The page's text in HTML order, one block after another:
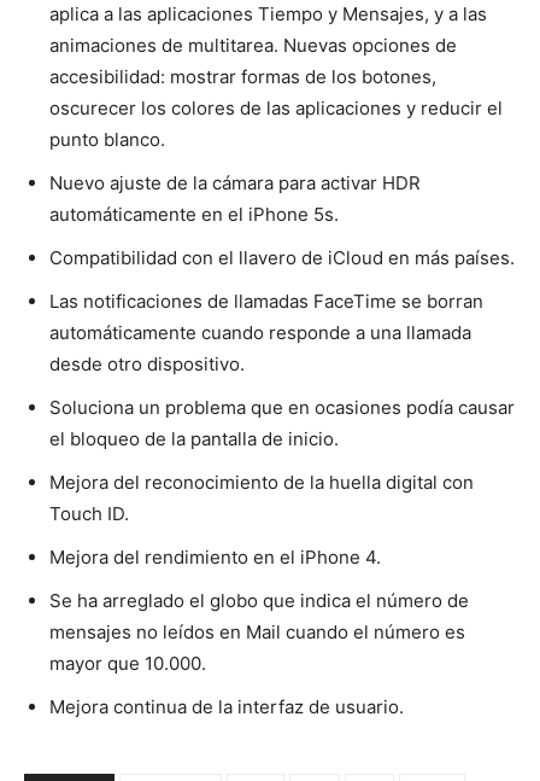
aplica a las aplicaciones Tiempo y Mensajes, y a las
animaciones de multitarea. Nuevas opciones de
accesibilidad: mostrar formas de los botones,
oscurecer los colores de las aplicaciones y reducir el
punto blanco.
Nuevo ajuste de la cámara para activar HDR
automáticamente en el iPhone 5s.
Compatibilidad con el llavero de iCloud en más países.
Las notificaciones de llamadas FaceTime se borran
automáticamente cuando responde a una llamada
desde otro dispositivo.
Soluciona un problema que en ocasiones podía causar
el bloqueo de la pantalla de inicio.
Mejora del reconocimiento de la huella digital con
Touch ID.
Mejora del rendimiento en el iPhone 4.
Se ha arreglado el globo que indica el número de
mensajes no leídos en Mail cuando el número es
mayor que 10.000.
Mejora continua de la interfaz de usuario.